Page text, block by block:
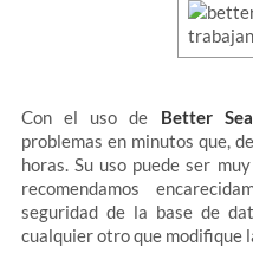
Con el uso de Better
problemas en minutos que,
horas. Su uso puede ser
recomendamos
seguridad de la base de
cualquier otro que modifique